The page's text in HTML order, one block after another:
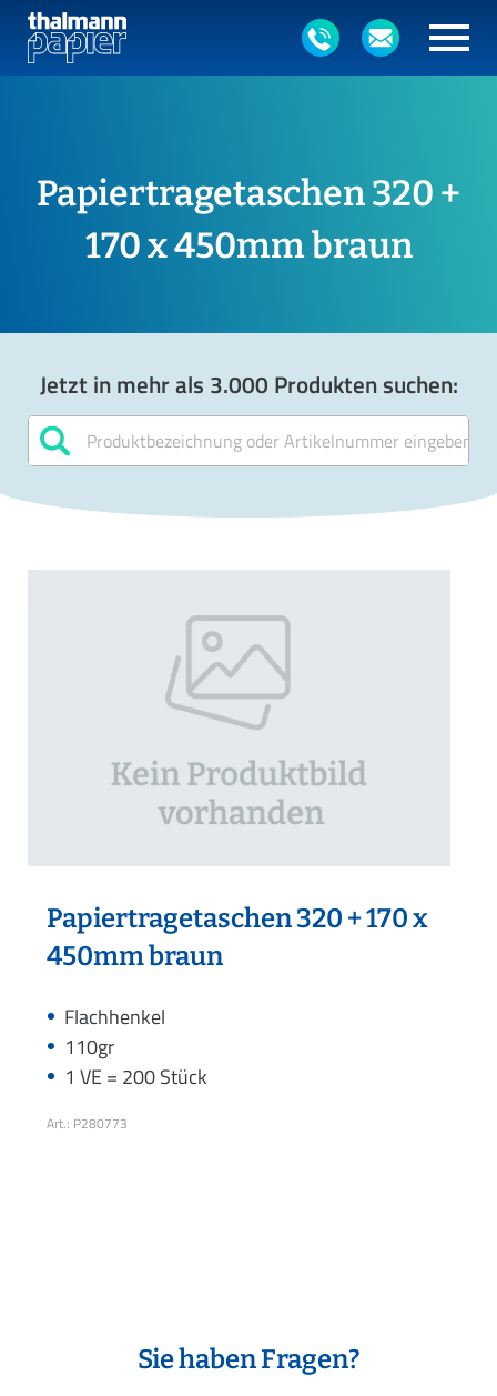
Papiertragetaschen 320 +
170 x 450mm braun
Jetzt in mehr als 3.000 Produkten suchen:
Papiertragetaschen 320 + 170 x
450mm braun
Flachhenkel
110gr
1 VE = 200 Stück
Art.: P280773
Sie haben Fragen?